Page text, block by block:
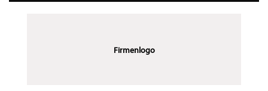
Firmenlogo